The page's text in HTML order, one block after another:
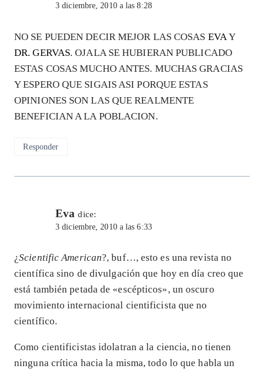
3 diciembre, 2010 a las 8:28
NO SE PUEDEN DECIR MEJOR LAS COSAS EVA Y
DR. GERVAS. OJALA SE HUBIERAN PUBLICADO
ESTAS COSAS MUCHO ANTES. MUCHAS GRACIAS
Y ESPERO QUE SIGAIS ASI PORQUE ESTAS
OPINIONES SON LAS QUE REALMENTE
BENEFICIAN A LA POBLACION.
Responder
Eva dice:
3 diciembre, 2010 a las 6:33
¿Scientific American?, buf…, esto es una revista no
científica sino de divulgación que hoy en día creo que
está también petada de «escépticos», un oscuro
movimiento internacional cientificista que no
científico.
Como cientificistas idolatran a la ciencia, no tienen
ninguna crítica hacia la misma, todo lo que habla un